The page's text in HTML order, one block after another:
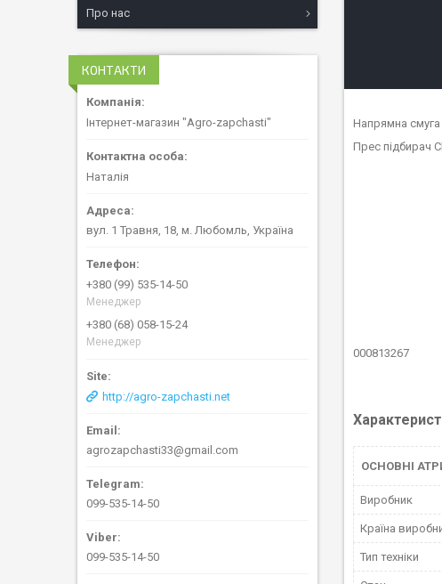
Напрямна
Прес підбирач
000813267
ОСНОВНІ
Виробник
Країна
Тип техніки
Про нас
КОНТАКТИ
Інтернет-магазин "Agro-zapchasti"
Наталія
вул. 1 Травня, 18, м. Любомль, Україна
+380 (99) 535-14-50
Менеджер
+380 (68) 058-15-24
Менеджер
http://agro-zapchasti.net
agrozapchasti33@gmail.com
099-535-14-50
099-535-14-50